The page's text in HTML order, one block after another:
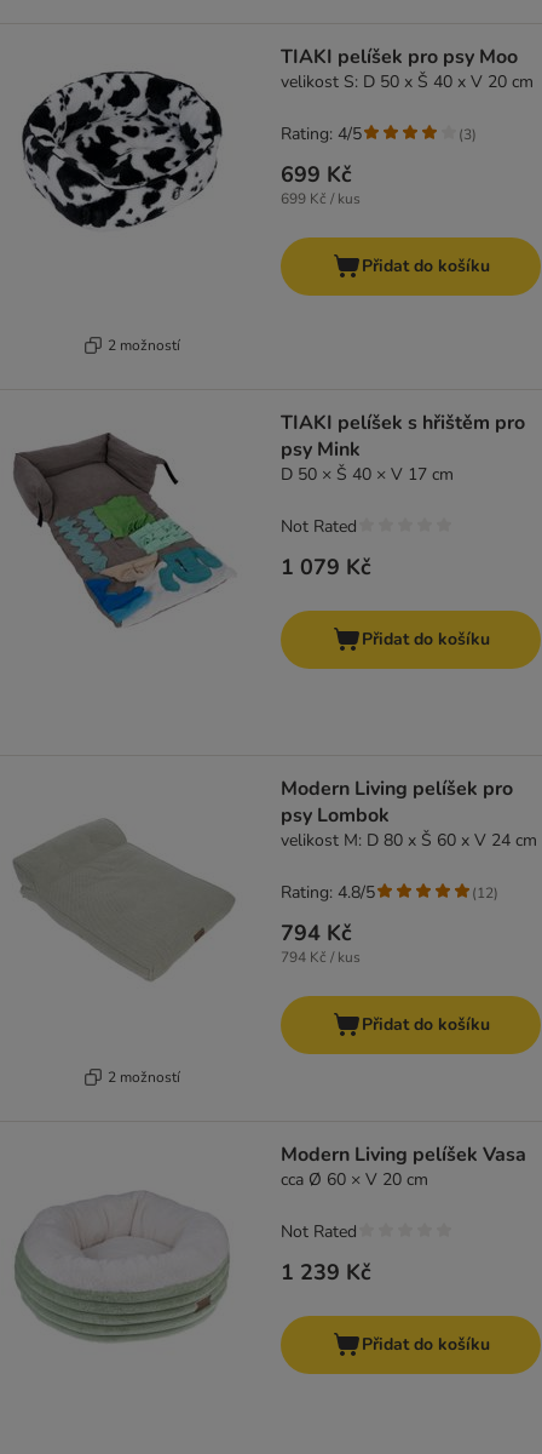
2 možností
TIAKI pelíšek pro psy Moo
velikost S: D 50 x Š 40 x V 20 cm
699 Kč
699 Kč / kus
Rating: 4/5 (3)
Přidat do košíku
TIAKI pelíšek s hřištěm pro
psy Mink
D 50 × Š 40 × V 17 cm
1 079 Kč
Not Rated
Přidat do košíku
2 možností
Modern Living pelíšek pro
psy Lombok
velikost M: D 80 x Š 60 x V 24 cm
794 Kč
794 Kč / kus
Rating: 4.8/5 (12)
Přidat do košíku
Modern Living pelíšek Vasa
cca Ø 60 × V 20 cm
1 239 Kč
Not Rated
Přidat do košíku